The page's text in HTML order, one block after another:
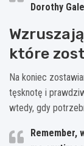
Dorothy
które
Na koniec
tęsknotę i
wtedy, gdy
Remember,